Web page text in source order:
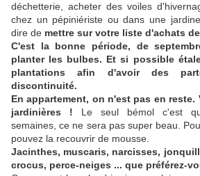
déchetterie, acheter des voiles
chez un pépiniériste ou dans une
dire de mettre sur votre liste d'achats
C'est la bonne période, de
planter les bulbes. Et si possible
plantations afin d'avoir des
discontinuité.
En appartement, on n'est pas en reste.
jardinières ! Le seul bémol c'est
semaines, ce ne sera pas super beau.
pouvez la recouvrir de mousse.
Jacinthes, muscaris, narcisses,
crocus, perce-neiges ... que préférez-